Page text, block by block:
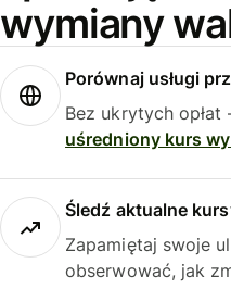
wymiany
Porównaj usługi
Bez ukrytych opłat
uśredniony kurs
Śledź aktualne
Zapamiętaj swoje
obserwować, jak